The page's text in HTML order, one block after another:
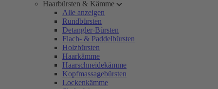
Haarbürsten & Kämme
Alle anzeigen
Rundbürsten
Detangler-Bürsten
Flach- & Paddelbürsten
Holzbürsten
Haarkämme
Haarschneidekämme
Kopfmassagebürsten
Lockenkämme